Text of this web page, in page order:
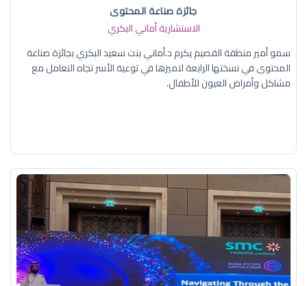
جائزة صناعة المحتوى
الاستشارية أماني البكري
سمو أمير منطقة القصيم يكرم د.أماني بنت سعيد البكري بجائزة صناعة
المحتوى في نسختها الرابعة لتميزها في توعية الأسر تجاه التعامل مع
مشاكل وأمراض العيون للأطفال.